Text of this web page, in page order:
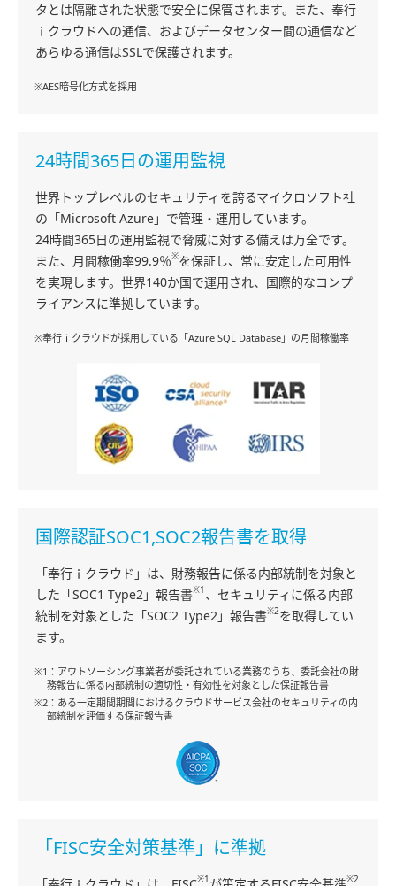
タとは隔離された状態で安全に保管されます。また、奉行
ｉクラウドへの通信、およびデータセンター間の通信など
あらゆる通信はSSLで保護されます。
※AES暗号化方式を採用
24時間365日の運用監視
世界トップレベルのセキュリティを誇るマイクロソフト社
の「Microsoft Azure」で管理・運用しています。
24時間365日の運用監視で脅威に対する備えは万全です。
また、月間稼働率99.9％※を保証し、常に安定した可用性
を実現します。世界140か国で運用され、国際的なコンプ
ライアンスに準拠しています。
※奉行ｉクラウドが採用している「Azure SQL Database」の月間稼働率
国際認証SOC1,SOC2報告書を取得
「奉行ｉクラウド」は、財務報告に係る内部統制を対象と
した「SOC1 Type2」報告書※1 、セキュリティに係る内部
統制を対象とした「SOC2 Type2」報告書※2 を取得してい
ます。
※1：アウトソーシング事業者が委託されている業務のうち、委託会社の財
務報告に係る内部統制の適切性・有効性を対象とした保証報告書
※2：ある一定期間期間におけるクラウドサービス会社のセキュリティの内
部統制を評価する保証報告書
「FISC安全対策基準」に準拠
※1 ※2